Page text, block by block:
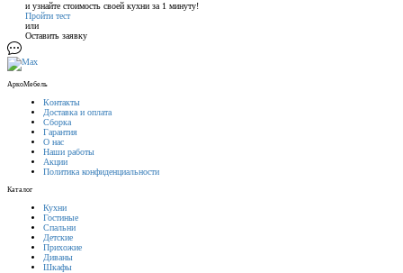
и узнайте стоимость своей кухни за 1 минуту!
Пройти тест
или
Оставить заявку
АркоМебель
Контакты
Доставка и оплата
Сборка
Гарантия
О нас
Наши работы
Акции
Политика конфиденциальности
Каталог
Кухни
Гостиные
Спальни
Детские
Прихожие
Диваны
Шкафы